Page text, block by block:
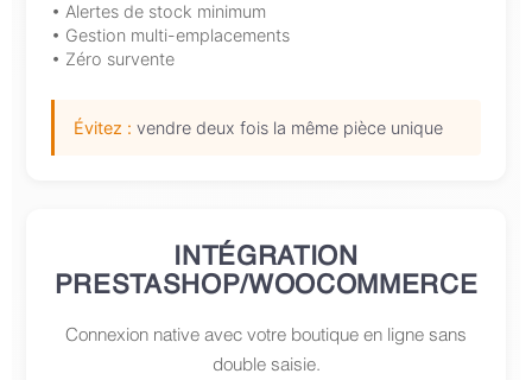
• Alertes de stock minimum
• Gestion multi-emplacements
• Zéro survente
Évitez : vendre deux fois la même pièce unique
INTÉGRATION
PRESTASHOP/WOOCOMMERCE
Connexion native avec votre boutique en ligne sans
double saisie.